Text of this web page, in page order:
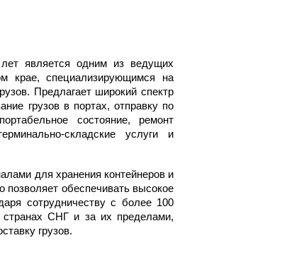
является одним из ведущих
крае, специализирующимся на
Предлагает широкий спектр
грузов в портах, отправку по
состояние, ремонт
складские услуги и
для хранения контейнеров и
позволяет обеспечивать высокое
сотрудничеству с более 100
СНГ и за их пределами,
грузов.